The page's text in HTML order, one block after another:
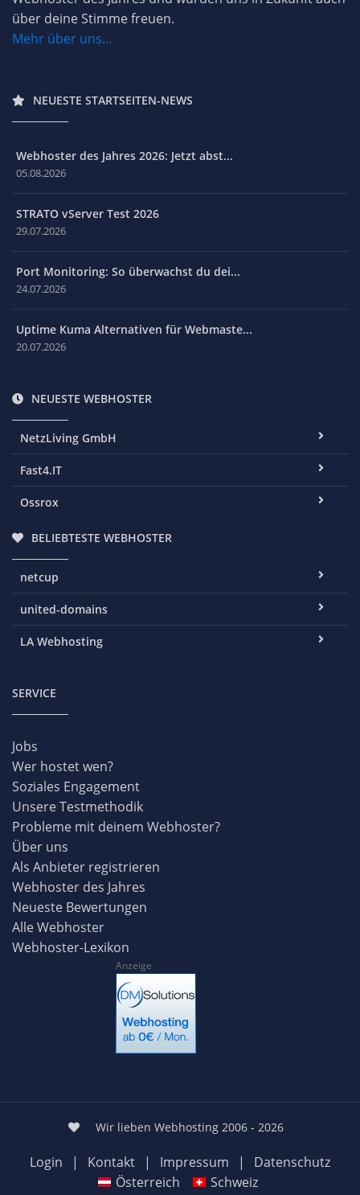
über deine Stimme freuen.
Mehr über uns...
NEUESTE STARTSEITEN-NEWS
Webhoster des Jahres 2026: Jetzt abst...
05.08.2026
STRATO vServer Test 2026
29.07.2026
Port Monitoring: So überwachst du dei...
24.07.2026
Uptime Kuma Alternativen für Webmaste...
20.07.2026
NEUESTE WEBHOSTER
NetzLiving GmbH
Fast4.IT
Ossrox
BELIEBTESTE WEBHOSTER
netcup
united-domains
LA Webhosting
SERVICE
Jobs
Wer hostet wen?
Soziales Engagement
Unsere Testmethodik
Probleme mit deinem Webhoster?
Über uns
Als Anbieter registrieren
Webhoster des Jahres
Neueste Bewertungen
Alle Webhoster
Webhoster-Lexikon
Anzeige
Wir lieben Webhosting 2006 - 2026
Login | Kontakt | Impressum |
Datenschutz
Österreich
Schweiz